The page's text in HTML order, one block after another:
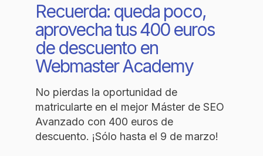
Recuerda: queda poco,
aprovecha tus 400 euros
de descuento en
Webmaster Academy
No pierdas la oportunidad de
matricularte en el mejor Máster de SEO
Avanzado con 400 euros de
descuento. ¡Sólo hasta el 9 de marzo!